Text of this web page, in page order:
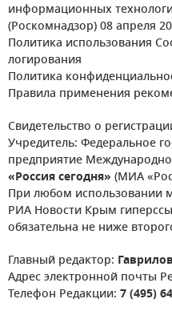
информационных
(Роскомнадзор) 08 апреля
Политика использования
логирования
Политика
Правила применения
Свидетельство о
Учредитель: Федеральное
предприятие
«Россия сегодня» (МИА
При любом использовании
РИА Новости Крым
обязательна не ниже
Главный редактор:
Адрес электронной почты
Телефон Редакции: 7 (495)